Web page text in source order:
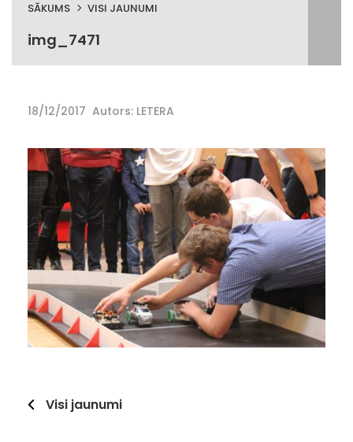
SĀKUMS VISI JAUNUMI
img_7471
18/12/2017 Autors: LETERA
Visi jaunumi